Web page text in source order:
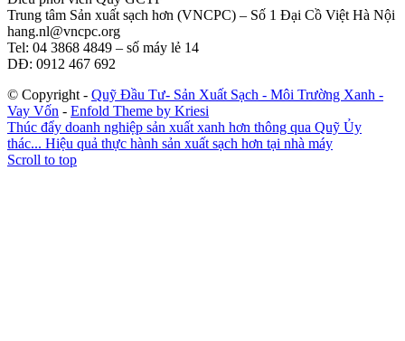
Trung tâm Sản xuất sạch hơn (VNCPC) – Số 1 Đại Cồ Việt Hà Nội
hang.nl@vncpc.org
Tel: 04 3868 4849 – số máy lẻ 14
DĐ: 0912 467 692
© Copyright - Quỹ Đầu Tư- Sản Xuất Sạch - Môi Trường Xanh -
Vay Vốn - Enfold Theme by Kriesi
Thúc đẩy doanh nghiệp sản xuất xanh hơn thông qua Quỹ Ủy
thác... Hiệu quả thực hành sản xuất sạch hơn tại nhà máy
Scroll to top